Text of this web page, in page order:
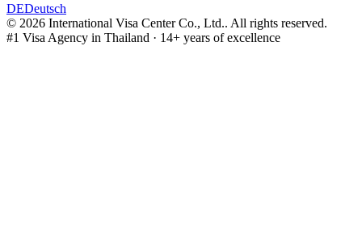
DEDeutsch
© 2026 International Visa Center Co., Ltd.. All rights reserved.
#1 Visa Agency in Thailand · 14+ years of excellence